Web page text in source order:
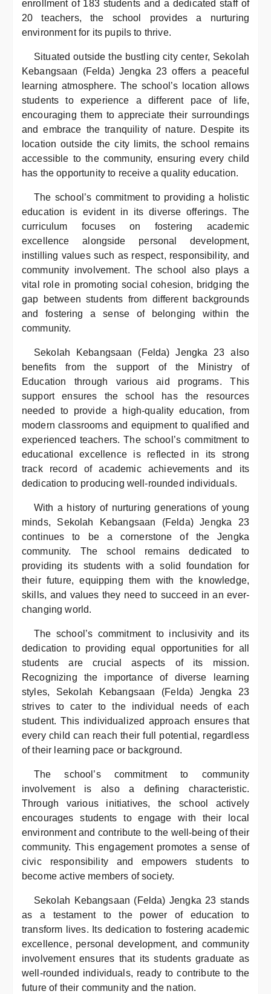
enrollment of 183 students and a dedicated staff of
20 teachers, the school provides a nurturing
environment for its pupils to thrive.
Situated outside the bustling city center, Sekolah
Kebangsaan (Felda) Jengka 23 offers a peaceful
learning atmosphere. The school’s location allows
students to experience a different pace of life,
encouraging them to appreciate their surroundings
and embrace the tranquility of nature. Despite its
location outside the city limits, the school remains
accessible to the community, ensuring every child
has the opportunity to receive a quality education.
The school’s commitment to providing a holistic
education is evident in its diverse offerings. The
curriculum focuses on fostering academic
excellence alongside personal development,
instilling values such as respect, responsibility, and
community involvement. The school also plays a
vital role in promoting social cohesion, bridging the
gap between students from different backgrounds
and fostering a sense of belonging within the
community.
Sekolah Kebangsaan (Felda) Jengka 23 also
benefits from the support of the Ministry of
Education through various aid programs. This
support ensures the school has the resources
needed to provide a high-quality education, from
modern classrooms and equipment to qualified and
experienced teachers. The school’s commitment to
educational excellence is reflected in its strong
track record of academic achievements and its
dedication to producing well-rounded individuals.
With a history of nurturing generations of young
minds, Sekolah Kebangsaan (Felda) Jengka 23
continues to be a cornerstone of the Jengka
community. The school remains dedicated to
providing its students with a solid foundation for
their future, equipping them with the knowledge,
skills, and values they need to succeed in an ever-
changing world.
The school’s commitment to inclusivity and its
dedication to providing equal opportunities for all
students are crucial aspects of its mission.
Recognizing the importance of diverse learning
styles, Sekolah Kebangsaan (Felda) Jengka 23
strives to cater to the individual needs of each
student. This individualized approach ensures that
every child can reach their full potential, regardless
of their learning pace or background.
The school’s commitment to community
involvement is also a defining characteristic.
Through various initiatives, the school actively
encourages students to engage with their local
environment and contribute to the well-being of their
community. This engagement promotes a sense of
civic responsibility and empowers students to
become active members of society.
Sekolah Kebangsaan (Felda) Jengka 23 stands
as a testament to the power of education to
transform lives. Its dedication to fostering academic
excellence, personal development, and community
involvement ensures that its students graduate as
well-rounded individuals, ready to contribute to the
future of their community and the nation.